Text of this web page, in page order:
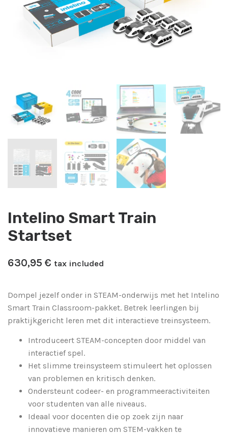
Intelino Smart Train
Startset
630,95 ​€ tax included
Dompel jezelf onder in STEAM-onderwijs met het Intelino
Smart Train Classroom-pakket. Betrek leerlingen bij
praktijkgericht leren met dit interactieve treinsysteem.
Introduceert STEAM-concepten door middel van
interactief spel.
Het slimme treinsysteem stimuleert het oplossen
van problemen en kritisch denken.
Ondersteunt codeer- en programmeeractiviteiten
voor studenten van alle niveaus.
Ideaal voor docenten die op zoek zijn naar
innovatieve manieren om STEM-vakken te